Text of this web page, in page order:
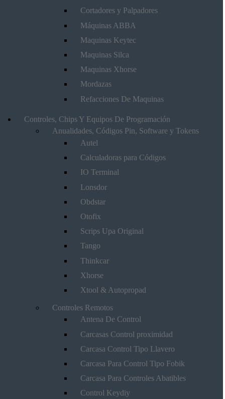
Cortadores y Palpadores
Máquinas ABBA
Maquinas Keytec
Maquinas Silca
Maquinas Xhorse
Mordazas
Refacciones De Maquinas
Controles, Chips Y Equipos De Programación
Anualidades, Códigos Pin, Software y Tokens
Autel
Calculadoras para Códigos
IO Terminal
Lonsdor
Obdstar
Otofix
Scrips Upa Original
Tango
Thinkcar
Xhorse
Xtool & Autopropad
Controles Remotos
Antena De Control
Carcasas Control proximidad
Carcasa Control Tipo Llavero
Carcasa Para Control Tipo Fobik
Carcasa Para Controles Abatibles
Control Keydiy